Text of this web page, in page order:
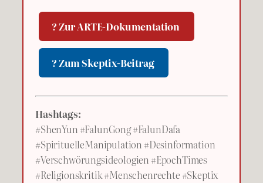
? Zur ARTE-Dokumentation
? Zum Skeptix-Beitrag
Hashtags:
#ShenYun #FalunGong #FalunDafa
#SpirituelleManipulation #Desinformation
#Verschwörungsideologien #EpochTimes
#Religionskritik #Menschenrechte #Skeptix